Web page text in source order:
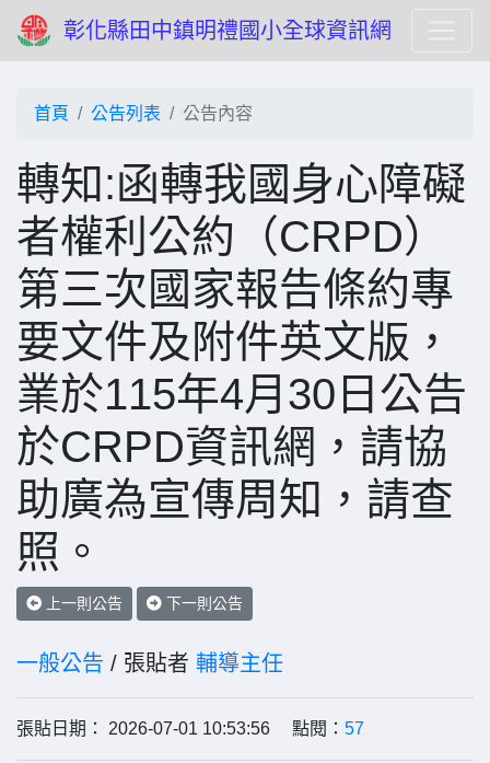
彰化縣田中鎮明禮國小全球資訊網
首頁 公告列表 公告內容
轉知:函轉我國身心障礙
者權利公約（CRPD）
第三次國家報告條約專
要文件及附件英文版，
業於115年4月30日公告
於CRPD資訊網，請協
助廣為宣傳周知，請查
照。
上一則公告 下一則公告
一般公告 / 張貼者 輔導主任
張貼日期： 2026-07-01 10:53:56 點閱： 57